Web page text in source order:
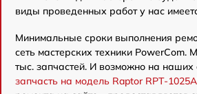
виды проведенных работ у нас
Минимальные сроки выполнения
сеть мастерских техники PowerCom.
тыс. запчастей. И возможно на наших
запчасть на модель Raptor RPT-